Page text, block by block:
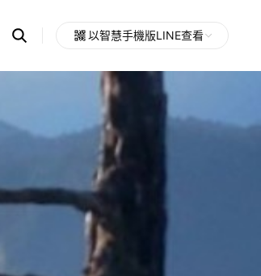
Search
OpenChats
messages
search
以智慧手機版LINE查看